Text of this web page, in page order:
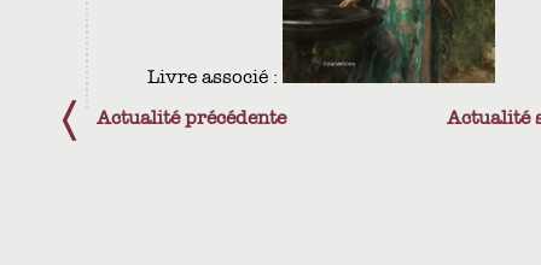
Livre associé :
Actualité
Actualité précédente